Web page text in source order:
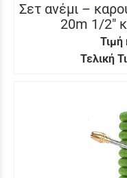
Σετ ανέμι –
20m 1/2″
Τιμή
Τελική